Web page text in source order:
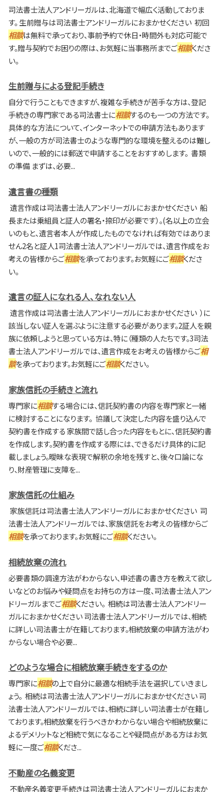
司法書士法人アンドリーガルは、北海道で幅広く活動しておりま
す。 生前贈与は司法書士アンドリーガルにおまかせください 初回
相談は無料で承っており、事前予約で休日・時間外も対応可能で
す。贈与契約でお困りの際は、お気軽に当事務所までご相談くださ
い。
生前贈与による登記手続き
自分で行うこともできますが、複雑な手続きが苦手な方は、登記
手続きの専門家である司法書士に相談するのも一つの方法です。
具体的な方法について、インターネットでの申請方法もあります
が、一般の方が司法書士のような専門的な環境を整えるのは難し
いので、一般的には郵送で申請することをおすすめします。 書類
の準備 まずは、必要...
遺言書の種類
遺言作成は司法書士法人アンドリーガルにおまかせください 船
長または乗組員と証人の署名・捺印が必要です）。(名以上の立会
いのもと、遺言者本人が作成したものでなければ有効ではありま
せん2名と証人1司法書士法人アンドリーガルでは、遺言作成をお
考えの皆様からご相談を承っております。お気軽にご相談くださ
い。
遺言の証人になれる人、なれない人
遺言作成は司法書士法人アンドリーガルにおまかせください ）に
該当しない証人を選ぶように注意する必要があります。2証人を親
族に依頼しようと思っている方は、特に（種類の人たちです。3司法
書士法人アンドリーガルでは、遺言作成をお考えの皆様からご相
談を承っております。お気軽にご相談ください。
家族信託の手続きと流れ
専門家に相談する場合には、信託契約書の内容を専門家と一緒
に検討することになります。 協議して決定した内容を盛り込んで
契約書を作成する 家族間で話し合った内容をもとに、信託契約書
を作成します。契約書を作成する際には、できるだけ具体的に記
載しましょう。曖昧な表現で解釈の余地を残すと、後々口論にな
り、財産管理に支障を...
家族信託の仕組み
家族信託は司法書士法人アンドリーガルにおまかせください 司
法書士法人アンドリーガルでは、家族信託をお考えの皆様からご
相談を承っております。お気軽にご相談ください。
相続放棄の流れ
必要書類の調達方法がわからない、申述書の書き方を教えて欲し
いなどのお悩みや疑問点をお持ちの方は一度、司法書士法人アン
ドリーガルまでご相談ください。 相続は司法書士法人アンドリー
ガルにおまかせください 司法書士法人アンドリーガルでは、相続
に詳しい司法書士が在籍しております。相続放棄の申請方法がわ
からない場合や必要...
どのような場合に相続放棄手続きをするのか
専門家に相談の上で自分に最適な相続手法を選択していきまし
ょう。 相続は司法書士法人アンドリーガルにおまかせください 司
法書士法人アンドリーガルでは、相続に詳しい司法書士が在籍し
ております。相続放棄を行うべきかわからない場合や相続放棄に
よるデメリットなど相続で気になることや疑問点がある方はお気
軽に一度ご相談くださ...
不動産の名義変更
不動産名義変更手続きは司法書士法人アンドリーガルにおまか